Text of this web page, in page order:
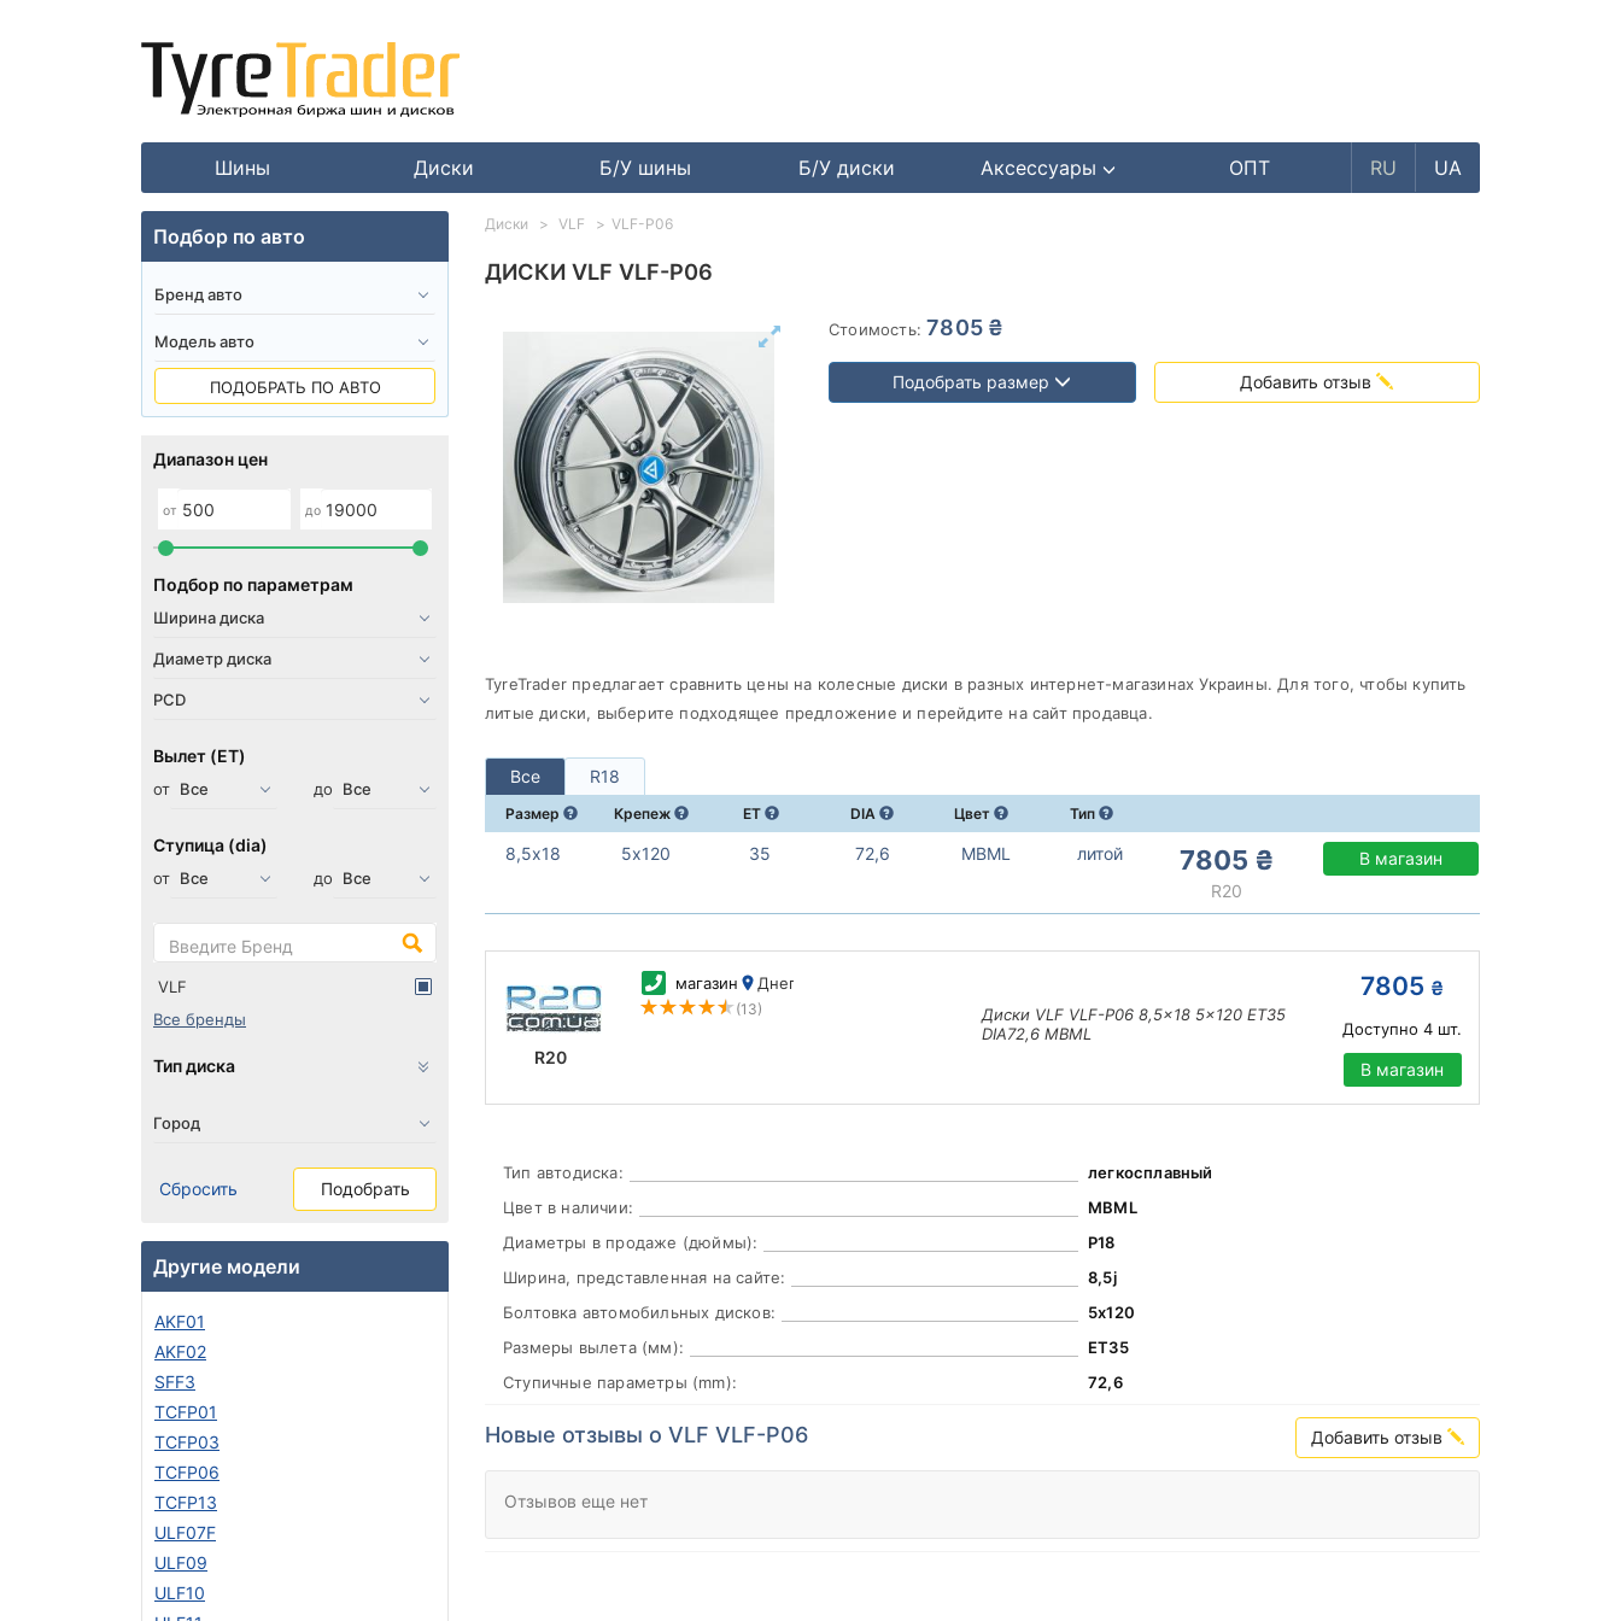
Шины Диски Б/У шины Б/У диски Аксессуары ОПТ RU UA
ДИСКИ VLF VLF-P06
Стоимость: 7805 ₴
Подобрать размер Добавить отзыв
TyreTrader предлагает сравнить цены на колесные диски в разных интернет-магазинах Украины. Для того, чтобы купить
литые диски, выберите подходящее предложение и перейдите на сайт продавца.
Все R18
Размер Крепеж ET DIA Цвет Тип
8,5х18 5х120 35 72,6 MBML литой 7805 ₴
R20
В магазин
R20
магазин Днепр
(13)
Диски VLF VLF-P06 8,5x18 5x120 ET35
DIA72,6 MBML
7805 ₴
Доступно 4 шт.
В магазин
Тип автодиска:
легкосплавный
Цвет в наличии:
MBML
Диаметры в продаже (дюймы):
Р18
Ширина, представленная на сайте:
8,5j
Болтовка автомобильных дисков:
5х120
Размеры вылета (мм):
ЕТ35
Ступичные параметры (mm):
72,6
Новые отзывы о VLF VLF-P06 Добавить отзыв
Отзывов еще нет
Диски VLF VLF-P06
Подбор по авто
ПОДОБРАТЬ ПО АВТО
Диапазон цен
от до
Подбор по параметрам
Вылет (ET)
от до
Ступица (dia)
от до
VLF
Все бренды
Тип диска
Сбросить Подобрать
Другие модели
AKF01
AKF02
SFF3
TCFP01
TCFP03
TCFP06
TCFP13
ULF07F
ULF09
ULF10